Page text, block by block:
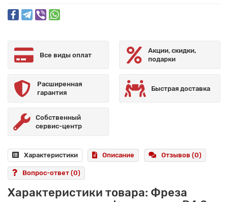
Все виды оплат
Акции, скидки,
подарки
Расширенная
гарантия
Быстрая доставка
Собственный
сервис-центр
Характеристики Описание Отзывов (0)
Вопрос-ответ (0)
Характеристики товара: Фреза